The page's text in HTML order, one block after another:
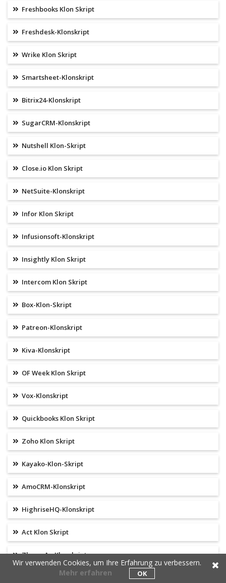
Freshbooks Klon Skript
Freshdesk-Klonskript
Wrike Klon Skript
Smartsheet-Klonskript
Bitrix24-Klonskript
SugarCRM-Klonskript
Nutshell Klon-Skript
Close.io Klon Skript
NetSuite-Klonskript
Infor Klon Skript
Infusionsoft-Klonskript
Insightly Klon Skript
Intercom Klon Skript
Box-Klon-Skript
Patreon-Klonskript
Kiva-Klonskript
OF Week Klon Skript
Vox-Klonskript
Quickbooks Klon Skript
Zoho Klon Skript
Kayako-Klon-Skript
AmoCRM-Klonskript
HighriseHQ-Klonskript
Act Klon Skript
Zhong An Klonskript
ZenPayroll-Klonskript
Wir verwenden Cookies, um Ihre Erfahrung zu verbessern.
Mehr erfahren
OK